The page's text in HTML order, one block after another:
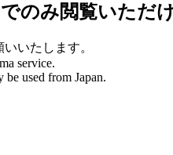
のみ閲覧いただけ
いたします。
service.
used from Japan.